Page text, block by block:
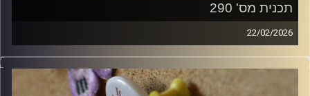
תכנית מס' 290
22/02/2026
קלאסיקות רוק עם אורן הוף.
włodi